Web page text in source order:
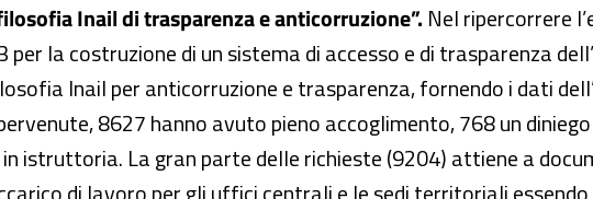
Inail di trasparenza e anticorruzione”. Nel ripercorrere
la costruzione di un sistema di accesso e di trasparenza
Inail per anticorruzione e trasparenza, fornendo i dati
8627 hanno avuto pieno accoglimento, 768 un
istruttoria. La gran parte delle richieste (9204) attiene a